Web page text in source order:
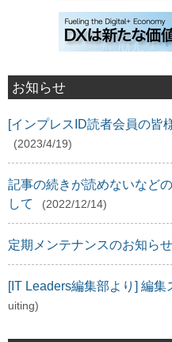
お知らせ
[インプレスID読者会員の皆
(2023/4/19)
記事の続きが読めないなど
して
(2022/12/14)
定期メンテナンスのお知らせ
[IT Leaders編集部より] 編
uiting)